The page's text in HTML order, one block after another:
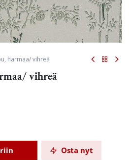
harmaa/ vihreä
vihreä
Osta nyt